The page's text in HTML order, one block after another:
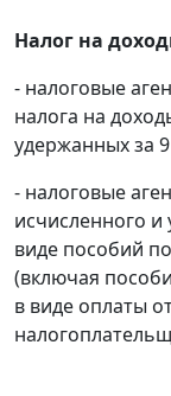
Налог на
- налоговые
налога на
удержанных за
- налоговые
исчисленного и
виде пособий
(включая
в виде оплаты